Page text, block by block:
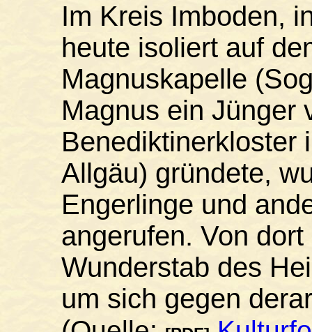
Im Kreis Imboden,
heute isoliert auf
Magnuskapelle
Magnus ein Jünger
Benediktinerkloster
Allgäu) gründete,
Engerlinge und
angerufen. Von
Wunderstab des
um sich gegen